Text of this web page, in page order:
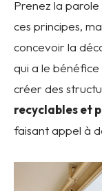
Prenez la
ces principes,
concevoir la
qui a le bénéfice
créer des
recyclables et
faisant appel à